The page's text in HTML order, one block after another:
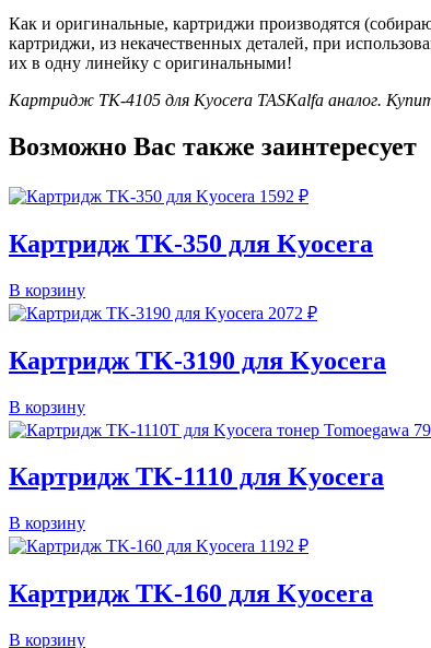
Как и оригинальные, картриджи производятся
картриджи, из некачественных деталей, при
их в одну линейку с оригинальными!
Картридж TK-4105 для Kyocera TASKalfa аналог.
Возможно Вас также заинтересует
1592 ₽
Картридж TK-350 для Kyocera
В корзину
2072 ₽
Картридж TK-3190 для Kyocera
В корзину
Картридж TK-1110 для Kyocera
В корзину
1192 ₽
Картридж TK-160 для Kyocera
В корзину